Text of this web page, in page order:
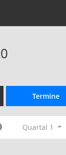
Termine
Quartal 1